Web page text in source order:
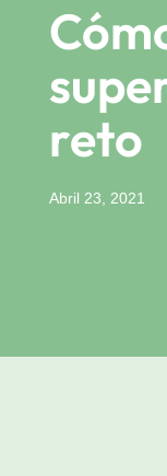
reto
Abril 23, 2021